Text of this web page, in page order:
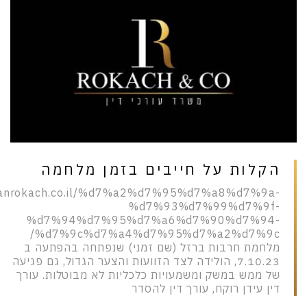
הקלות על חייבים בזמן מלחמה
%d7%a2%d7%95%d7%a8%d7%9a-
%d7%93%d7%99%d7%9f-
%d7%94%d7%95%d7%a6%d7%90%d7%94-
%d7%9c%d7%a4%d7%95%d7%a2%d7%9c/
מלחמת חרבות ברזל (שם זמני) שנפתחה בהפתעה ב
7.10.23, הולידה לצד הזוועות והצער הגדול, גם פגיעה
של ממש במשק ומשמעויות כלכליות לא מבוטלות. עורך
דין עידן רוקח, עורך דין להסדר